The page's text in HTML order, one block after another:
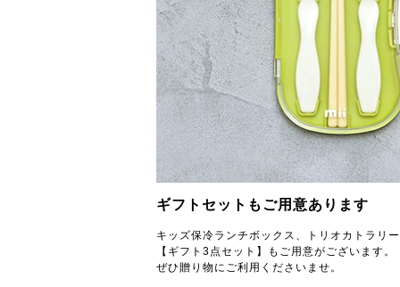
ギフトセットもご用意あります
キッズ保冷ランチボックス、トリオカトラリ
【ギフト3点セット】もご用意がございます。
ぜひ贈り物にご利用くださいませ。